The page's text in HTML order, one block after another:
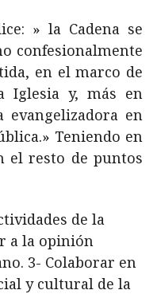
» la Cadena se
confesionalmente
en el marco de
Iglesia y, más en
evangelizadora en
Teniendo en
el resto de puntos
de la
a la opinión
3- Colaborar en
y cultural de la